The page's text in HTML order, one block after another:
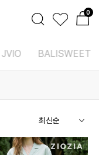
0
JVIO BALISWEET